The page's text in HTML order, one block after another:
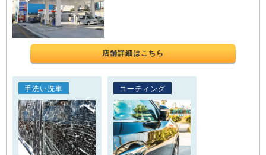
店舗詳細はこちら
手洗い洗車 コーティング